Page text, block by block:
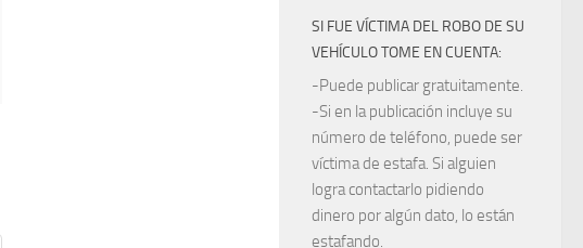
SI FUE VÍCTIMA DEL ROBO DE SU
VEHÍCULO TOME EN CUENTA:
-Puede publicar gratuitamente.
-Si en la publicación incluye su
número de teléfono, puede ser
víctima de estafa. Si alguien
logra contactarlo pidiendo
dinero por algún dato, lo están
estafando.